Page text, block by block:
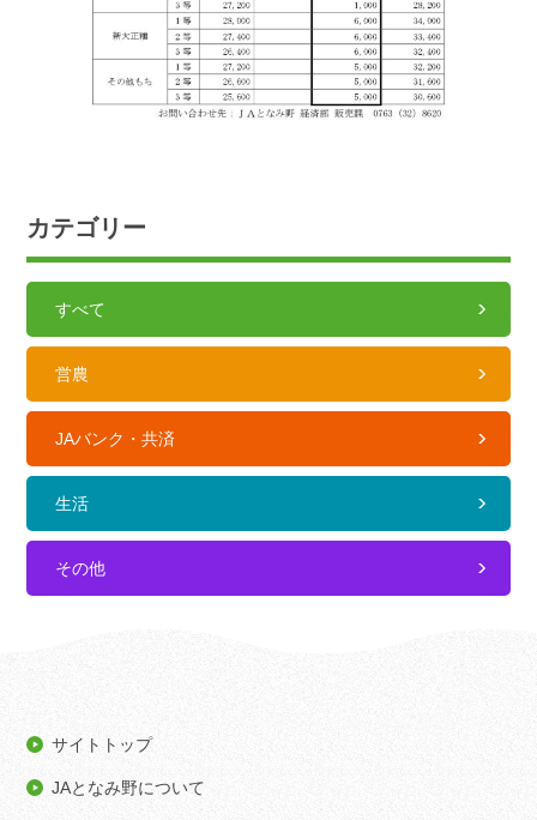
カテゴリー
すべて
営農
JAバンク・共済
生活
その他
サイトトップ
JAとなみ野について